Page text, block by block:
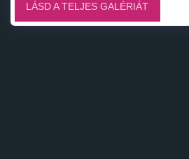
LÁSD A TELJES GALÉRIÁT